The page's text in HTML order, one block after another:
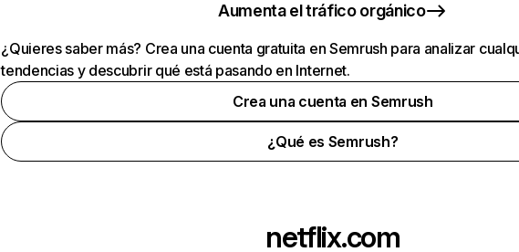
Aumenta el tráfico orgánico
¿Quieres saber más? Crea una cuenta gratuita en Semrush para analizar
tendencias y descubrir qué está pasando en Internet.
Crea una cuenta en Semrush
¿Qué es Semrush?
netflix.com